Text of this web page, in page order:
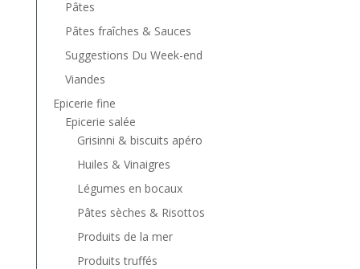
Pâtes
Pâtes fraîches & Sauces
Suggestions Du Week-end
Viandes
Epicerie fine
Epicerie salée
Grisinni & biscuits apéro
Huiles & Vinaigres
Légumes en bocaux
Pâtes sèches & Risottos
Produits de la mer
Produits truffés